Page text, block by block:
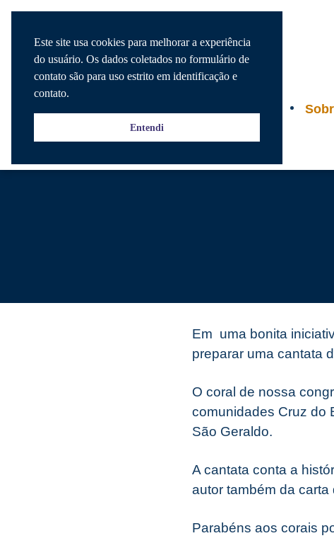
Em uma bonita
preparar uma cantata
O coral de nossa
comunidades Cruz do
São Geraldo.
A cantata conta a
autor também da
Parabéns aos corais
Este site usa cookies para melhorar a experiência
do usuário. Os dados coletados no formulário de
contato são para uso estrito em identificação e
contato.
Entendi